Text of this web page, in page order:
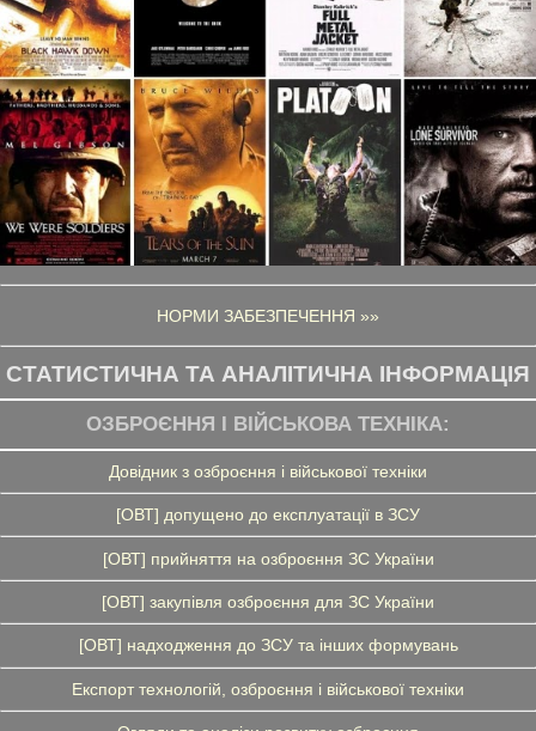
НОРМИ ЗАБЕЗПЕЧЕННЯ »»
СТАТИСТИЧНА ТА АНАЛІТИЧНА ІНФОРМАЦІЯ
ОЗБРОЄННЯ І ВІЙСЬКОВА ТЕХНІКА:
Довідник з озброєння і військової техніки
[ОВТ] допущено до експлуатації в ЗСУ
[ОВТ] прийняття на озброєння ЗС України
[ОВТ] закупівля озброєння для ЗС України
[ОВТ] надходження до ЗСУ та інших формувань
Експорт технологій, озброєння і військової техніки